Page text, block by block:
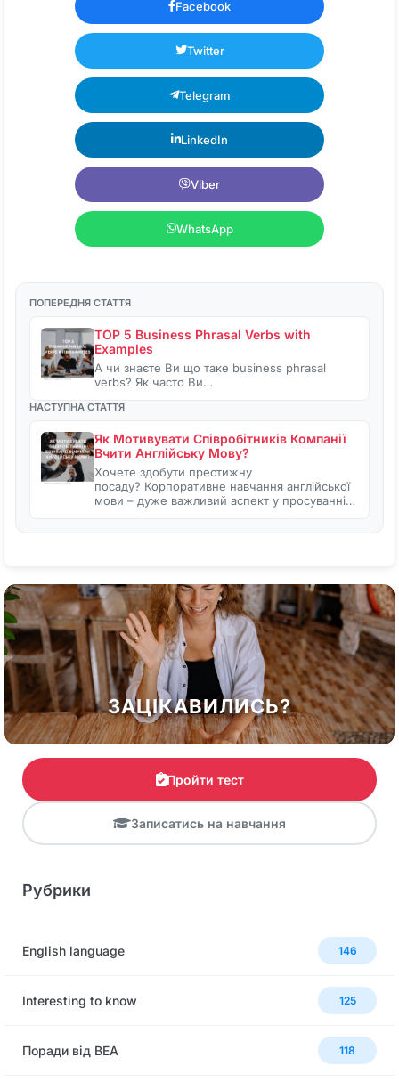
Facebook
Twitter
Telegram
LinkedIn
Viber
WhatsApp
ПОПЕРЕДНЯ СТАТТЯ
TOP 5 Business Phrasal Verbs with
Examples
А чи знаєте Ви що таке business phrasal
verbs? Як часто Ви…
НАСТУПНА СТАТТЯ
Як Мотивувати Співробітників Компанії
Вчити Англійську Мову?
Хочете здобути престижну
посаду? Корпоративне навчання англійської
мови – дуже важливий аспект у просуванні…
ЗАЦІКАВИЛИСЬ?
Пройти тест
Записатись на навчання
Рубрики
English language 146
Interesting to know 125
Поради від BEA 118